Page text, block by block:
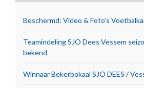
Beschermd: Video & Foto’s
Teamindeling SJO Dees Vessem
bekend
Winnaar Bekerbokaal SJO DEES /